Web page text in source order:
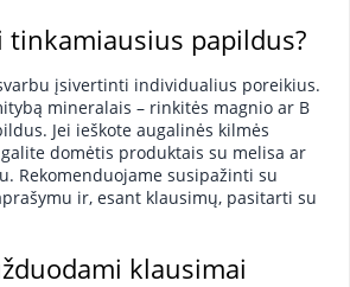
tinkamiausius papildus?
įsivertinti individualius poreikius.
mineralais – rinkitės magnio ar B
Jei ieškote augalinės kilmės
domėtis produktais su melisa ar
Rekomenduojame susipažinti su
ir, esant klausimų, pasitarti su
klausimai